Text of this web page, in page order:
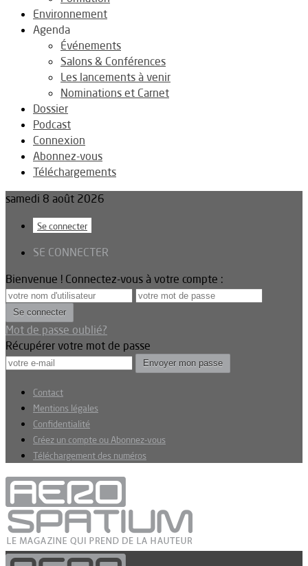
Environnement
Agenda
Événements
Salons & Conférences
Les lancements à venir
Nominations et Carnet
Dossier
Podcast
Connexion
Abonnez-vous
Téléchargements
samedi 8 août 2026
Se connecter
SE CONNECTER
Bienvenue ! Connectez-vous à votre compte :
Mot de passe oublié?
Récupérer votre mot de passe
Contact
Mentions légales
Confidentialité
Créez un compte ou Abonnez-vous
Téléchargement des numéros